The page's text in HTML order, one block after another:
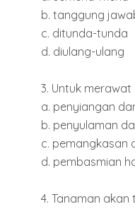
b. tanggung
c. ditunda-tunda
d. diulang-ulang
3. Untuk
a. penyiangan
b. penyulaman
c. pemangkasan
d. pembasmian
4. Tanaman